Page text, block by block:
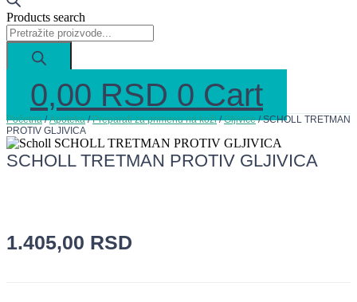
Products search
0,00 RSD 0 Cart
Početna/Apoteka/Preparati za primenu na koži/Gljivice/ SCHOLL TRETMAN
PROTIV GLJIVICA
SCHOLL TRETMAN PROTIV GLJIVICA
1.405,00 RSD